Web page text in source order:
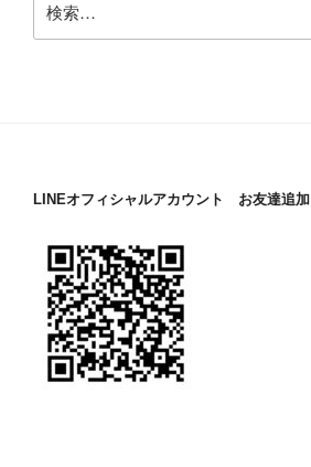
索:
LINEオフィシャルアカウント お友達追加